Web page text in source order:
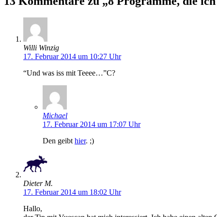
Willi Winzig
17. Februar 2014 um 10:27 Uhr
“Und was iss mit Teeee…”C?
Michael
17. Februar 2014 um 17:07 Uhr
Den geibt hier. ;)
Dieter M.
17. Februar 2014 um 18:02 Uhr
Hallo,